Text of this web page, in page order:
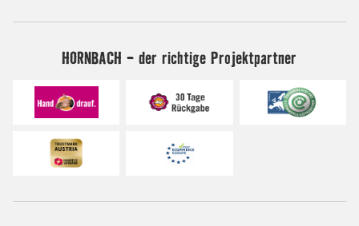
HORNBACH - der richtige Projektpartner